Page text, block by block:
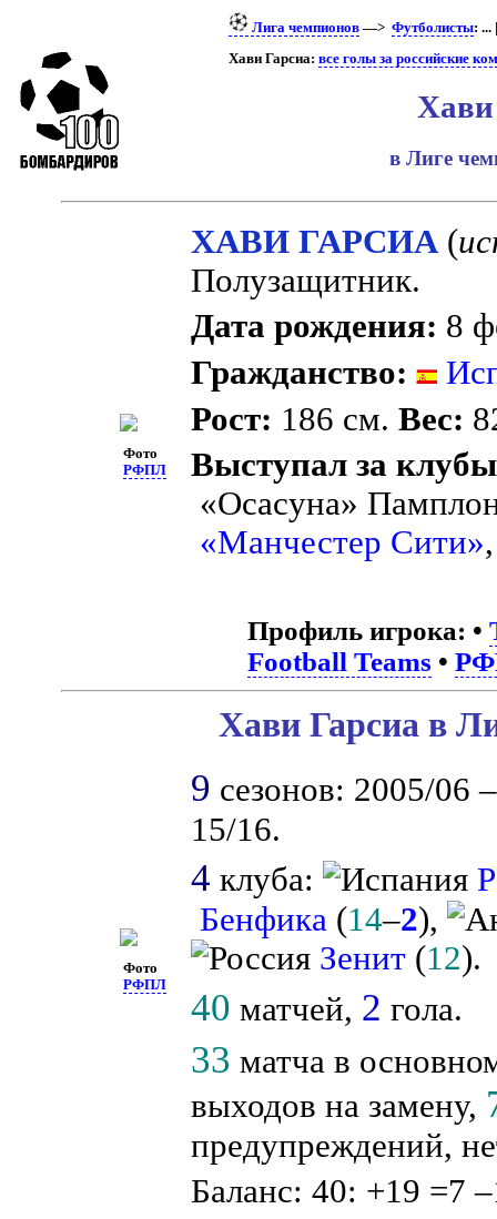
Лига чемпионов —>Футболисты: ...
Хави Гарсиа:все голы за российские
Хави
в Лиге
Фото
РФПЛ
ХАВИ ГАРСИА (
Полузащитник.
Дата рождения: 8
Гражданство:
Рост: 186 см.Вес:
Выступал за
«Осасуна»
«Манчестер Сити»
Профиль игрока: •
Football Teams •
Фото
РФПЛ
Хави Гарсиа в
9 сезонов: 2005/06
15/16.
4 клуба:
Бенфика (14–2),
Зенит (12).
40 матчей, 2 гола.
33 матча в
выходов на замену,
предупреждений,
Баланс: 40: +19 =7